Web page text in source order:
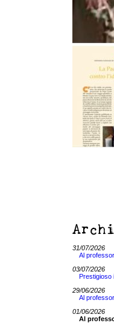
31/07/2026
Al
03/07/2026
Prestigioso
29/06/2026
Al
01/06/2026
Al